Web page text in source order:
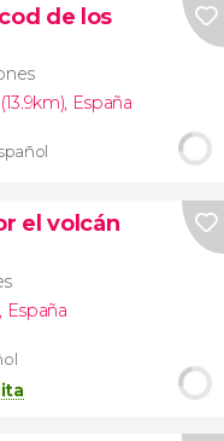
de los
, España
el volcán
, España